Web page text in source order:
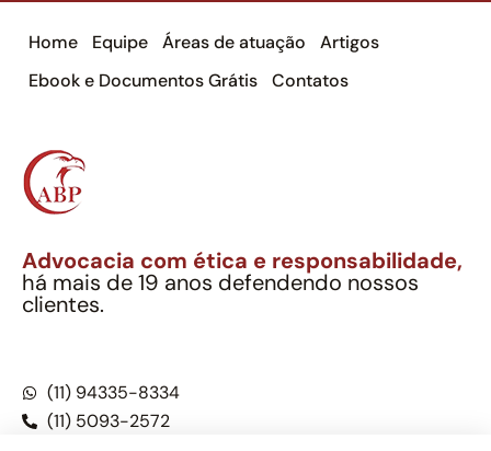
Home Equipe Áreas de atuação
Artigos
Ebook e Documentos Grátis
Contatos
Advocacia com ética e responsabilidade,
há mais de 19 anos defendendo nossos
clientes.
(11) 94335-8334
(11) 5093-2572